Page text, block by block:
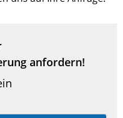
anfordern!